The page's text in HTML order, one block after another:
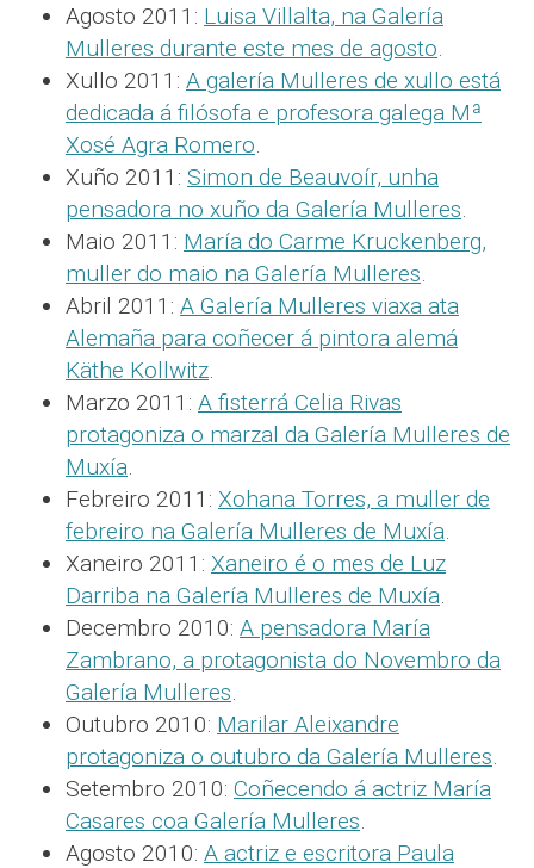
Agosto 2011: Luisa Villalta, na Galería
Mulleres durante este mes de agosto.
Xullo 2011: A galería Mulleres de xullo está
dedicada á filósofa e profesora galega Mª
Xosé Agra Romero.
Xuño 2011: Simon de Beauvoír, unha
pensadora no xuño da Galería Mulleres.
Maio 2011: María do Carme Kruckenberg,
muller do maio na Galería Mulleres.
Abril 2011: A Galería Mulleres viaxa ata
Alemaña para coñecer á pintora alemá
Käthe Kollwitz.
Marzo 2011: A fisterrá Celia Rivas
protagoniza o marzal da Galería Mulleres de
Muxía.
Febreiro 2011: Xohana Torres, a muller de
febreiro na Galería Mulleres de Muxía.
Xaneiro 2011: Xaneiro é o mes de Luz
Darriba na Galería Mulleres de Muxía.
Decembro 2010: A pensadora María
Zambrano, a protagonista do Novembro da
Galería Mulleres.
Outubro 2010: Marilar Aleixandre
protagoniza o outubro da Galería Mulleres.
Setembro 2010: Coñecendo á actriz María
Casares coa Galería Mulleres.
Agosto 2010: A actriz e escritora Paula